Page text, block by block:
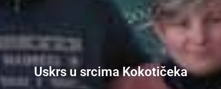
Uskrs u srcima Kokotičeka